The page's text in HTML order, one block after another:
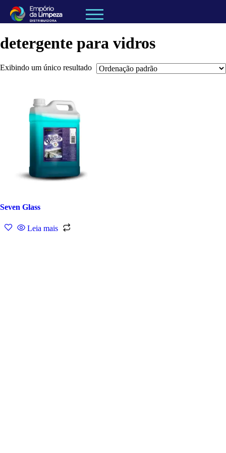
detergente para vidros
Exibindo um único resultado
Seven Glass
Leia mais